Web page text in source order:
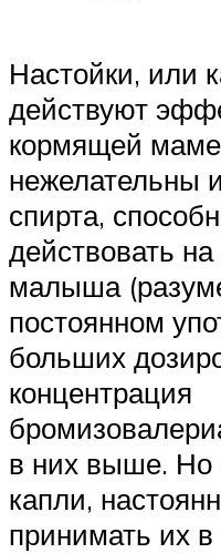
Настойки, или
действуют
кормящей
нежелательны
спирта,
действовать
малыша
постоянном
больших
концентрация
в них выше. Но
капли,
принимать их